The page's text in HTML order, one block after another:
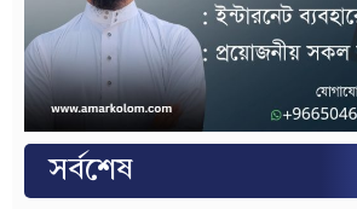
সর্বশেষ